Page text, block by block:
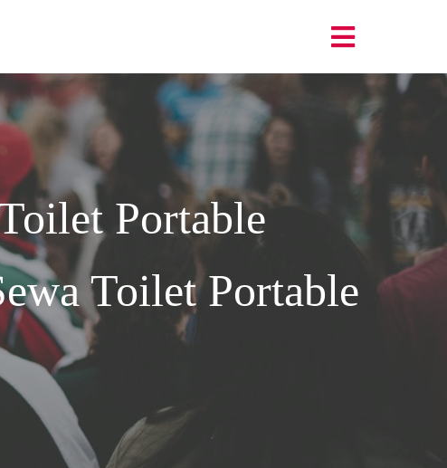
Portable
Toilet Portable